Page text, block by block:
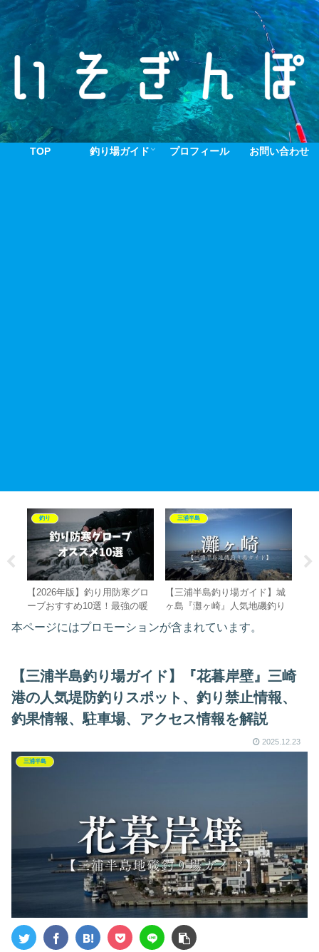
TOP 釣り場ガイド プロフィール お問い合わせ
釣り
【2026年版】釣り用防寒グロ
ーブおすすめ10選！最強の暖
かさと感度を両立するのはこ
れだ
三浦半島
【三浦半島釣り場ガイド】城
ヶ島『灘ヶ崎』人気地磯釣り
ス・特徴を徹底解説！！
本ページにはプロモーションが含まれています。
【三浦半島釣り場ガイド】『花暮岸壁』三崎
港の人気堤防釣りスポット、釣り禁止情報、
釣果情報、駐車場、アクセス情報を解説
2025.12.23
三浦半島